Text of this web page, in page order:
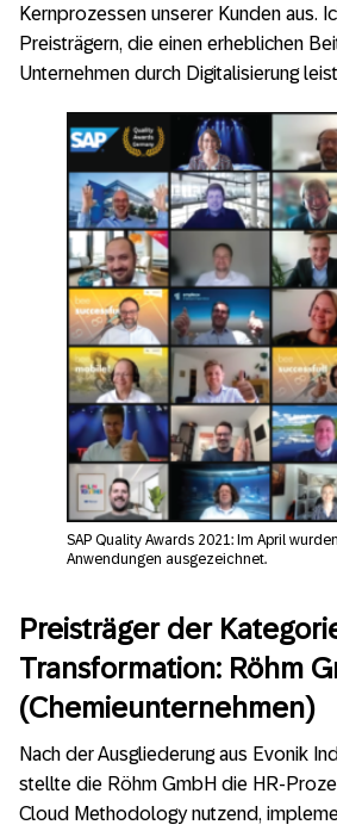
Kernprozessen unserer Kunden aus.
Preisträgern, die einen erheblichen
Unternehmen durch Digitalisierung
SAP Quality Awards 2021: Im April
Anwendungen ausgezeichnet.
Preisträger der
Transformation: Röhm
(Chemieunternehmen)
Nach der Ausgliederung aus Evonik
stellte die Röhm GmbH die HR-
Cloud Methodology nutzend,